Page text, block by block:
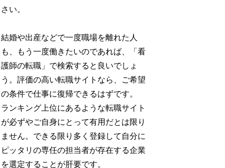
さい。
結婚や出産などで一度職場を離れた人
も、もう一度働きたいのであれば、「看
護師の転職」で検索すると良いでしょ
う。評価の高い転職サイトなら、ご希望
の条件で仕事に復帰できるはずです。
ランキング上位にあるような転職サイト
が必ずやご自身にとって有用だとは限り
ません。できる限り多く登録して自分に
ピッタリの専任の担当者が存在する企業
を選定することが肝要です。